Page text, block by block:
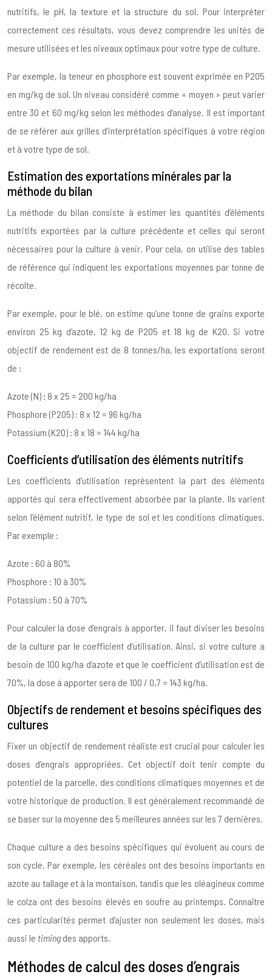
nutritifs, le pH, la texture et la structure du sol. Pour interpréter
correctement ces résultats, vous devez comprendre les unités de
mesure utilisées et les niveaux optimaux pour votre type de culture.
Par exemple, la teneur en phosphore est souvent exprimée en P2O5
en mg/kg de sol. Un niveau considéré comme « moyen » peut varier
entre 30 et 60 mg/kg selon les méthodes d’analyse. Il est important
de se référer aux grilles d’interprétation spécifiques à votre région
et à votre type de sol.
Estimation des exportations minérales par la
méthode du bilan
La méthode du bilan consiste à estimer les quantités d’éléments
nutritifs exportées par la culture précédente et celles qui seront
nécessaires pour la culture à venir. Pour cela, on utilise des tables
de référence qui indiquent les exportations moyennes par tonne de
récolte.
Par exemple, pour le blé, on estime qu’une tonne de grains exporte
environ 25 kg d’azote, 12 kg de P2O5 et 18 kg de K2O. Si votre
objectif de rendement est de 8 tonnes/ha, les exportations seront
de :
Azote (N) : 8 x 25 = 200 kg/ha
Phosphore (P2O5) : 8 x 12 = 96 kg/ha
Potassium (K2O) : 8 x 18 = 144 kg/ha
Coefficients d’utilisation des éléments nutritifs
Les coefficients d’utilisation représentent la part des éléments
apportés qui sera effectivement absorbée par la plante. Ils varient
selon l’élément nutritif, le type de sol et les conditions climatiques.
Par exemple :
Azote : 60 à 80%
Phosphore : 10 à 30%
Potassium : 50 à 70%
Pour calculer la dose d’engrais à apporter, il faut diviser les besoins
de la culture par le coefficient d’utilisation. Ainsi, si votre culture a
besoin de 100 kg/ha d’azote et que le coefficient d’utilisation est de
70%, la dose à apporter sera de 100 / 0,7 = 143 kg/ha.
Objectifs de rendement et besoins spécifiques des
cultures
Fixer un objectif de rendement réaliste est crucial pour calculer les
doses d’engrais appropriées. Cet objectif doit tenir compte du
potentiel de la parcelle, des conditions climatiques moyennes et de
votre historique de production. Il est généralement recommandé de
se baser sur la moyenne des 5 meilleures années sur les 7 dernières.
Chaque culture a des besoins spécifiques qui évoluent au cours de
son cycle. Par exemple, les céréales ont des besoins importants en
azote au tallage et à la montaison, tandis que les oléagineux comme
le colza ont des besoins élevés en soufre au printemps. Connaître
ces particularités permet d’ajuster non seulement les doses, mais
aussi le timing des apports.
Méthodes de calcul des doses d’engrais